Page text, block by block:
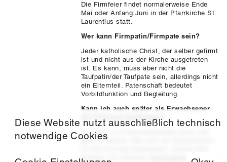
Die Firmfeier findet normalerweise Ende
Mai oder Anfang Juni in der Pfarrkirche St.
Laurentius statt.
Wer kann Firmpatin/Firmpate sein?
Jeder katholische Christ, der selber gefirmt
ist und nicht aus der Kirche ausgetreten
ist. Es kann, muss aber nicht die
Taufpatin/der Taufpate sein, allerdings nicht
ein Elternteil. Patenschaft bedeutet
Vorbildfunktion und Begleitung.
Kann ich auch später als Erwachsener
die Firmung empfangen?
Ja, auch im Erwachsenenalter kann man
gefirmt werden. Wer sich als Erwachsener
Kontakt mit unserem
oder mit
Diese Website nutzt ausschließlich technisch
notwendige Cookies